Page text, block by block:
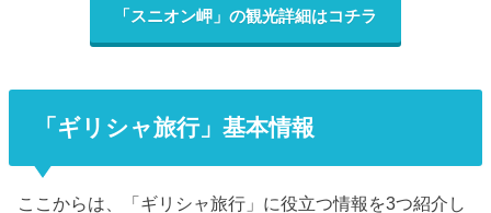
「スニオン岬」の観光詳細はコチラ
「ギリシャ旅行」基本情報
ここからは、「ギリシャ旅行」に役立つ情報を3つ紹介し